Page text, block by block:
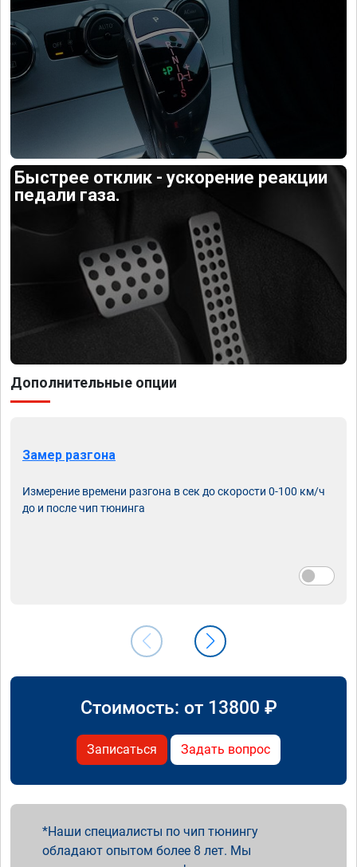
Быстрее отклик - ускорение реакции
педали газа.
Дополнительные опции
Замер разгона
Измерение времени разгона в сек до скорости 0-100 км/ч
до и после чип тюнинга
Стоимость: от 13800 ₽
Записаться Задать вопрос
Наши специалисты по чип тюнингу
обладают опытом более 8 лет. Мы